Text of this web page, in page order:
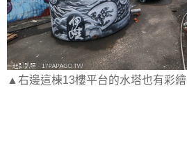
▲右邊這棟13樓平台的水塔也有彩繪